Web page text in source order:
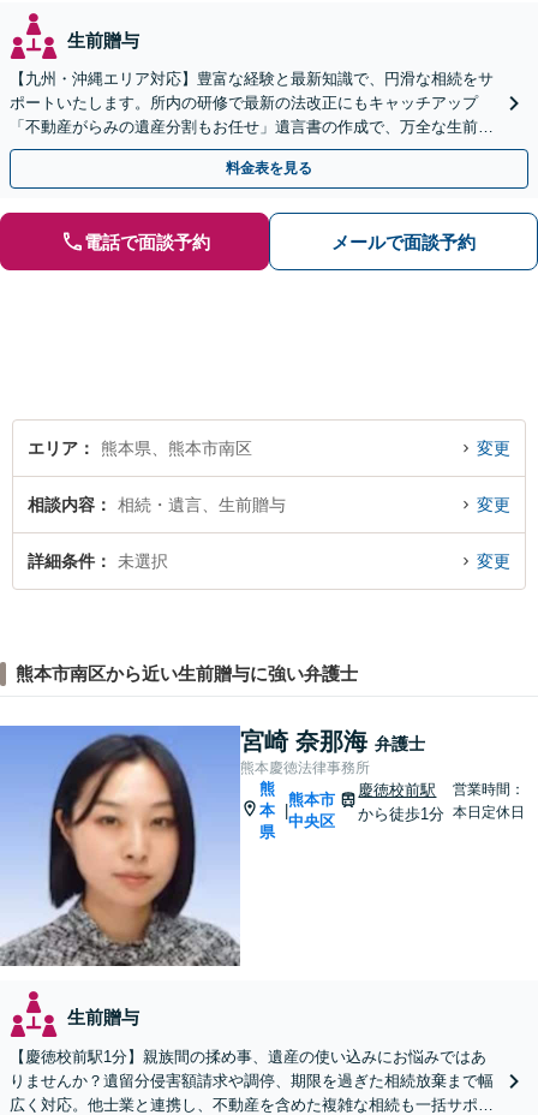
生前贈与
【九州・沖縄エリア対応】豊富な経験と最新知識で、円滑な相続をサ
ポートいたします。所内の研修で最新の法改正にもキャッチアップ
「不動産がらみの遺産分割もお任せ」遺言書の作成で、万全な生前対
策をおこないましょう【夜間・休日面談可】
料金表を見る
電話で面談予約 メールで面談予約
エリア 熊本県、熊本市南区 変更
相談内容 相続・遺言、生前贈与 変更
詳細条件 未選択 変更
熊本市南区から近い生前贈与に強い弁護士
宮崎 奈那海 弁護士
熊本慶徳法律事務所
熊
本
県
熊本市
中央区
慶徳校前駅
から徒歩1分
営業時間：
本日定休日
生前贈与
【慶徳校前駅1分】親族間の揉め事、遺産の使い込みにお悩みではあ
りませんか？遺留分侵害額請求や調停、期限を過ぎた相続放棄まで幅
広く対応。他士業と連携し、不動産を含めた複雑な相続も一括サポー